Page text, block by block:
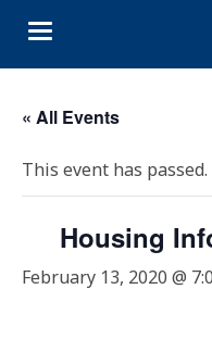
« All Events
This event has passed.
Housing
February 13, 2020 @